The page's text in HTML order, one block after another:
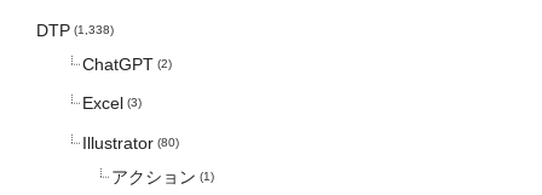
DTP (1,338)
ChatGPT (2)
Excel (3)
Illustrator (80)
アクション (1)